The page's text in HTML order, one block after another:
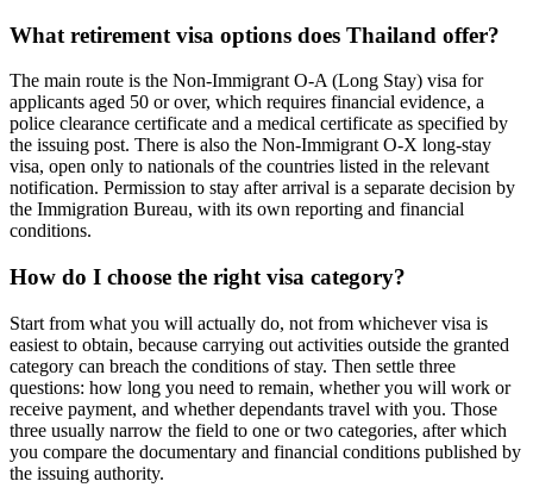
What retirement visa options does Thailand offer?
The main route is the Non-Immigrant O-A (Long Stay) visa for
applicants aged 50 or over, which requires financial evidence, a
police clearance certificate and a medical certificate as specified by
the issuing post. There is also the Non-Immigrant O-X long-stay
visa, open only to nationals of the countries listed in the relevant
notification. Permission to stay after arrival is a separate decision by
the Immigration Bureau, with its own reporting and financial
conditions.
How do I choose the right visa category?
Start from what you will actually do, not from whichever visa is
easiest to obtain, because carrying out activities outside the granted
category can breach the conditions of stay. Then settle three
questions: how long you need to remain, whether you will work or
receive payment, and whether dependants travel with you. Those
three usually narrow the field to one or two categories, after which
you compare the documentary and financial conditions published by
the issuing authority.